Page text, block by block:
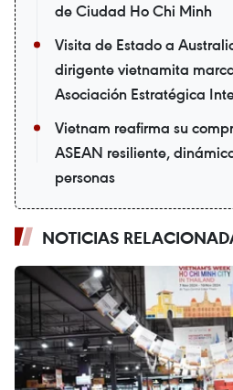
de Ciudad Ho Chi Minh
Visita de Estado a
dirigente vietnamita
Asociación Estratégica
Vietnam reafirma su
ASEAN resiliente,
personas
NOTICIAS